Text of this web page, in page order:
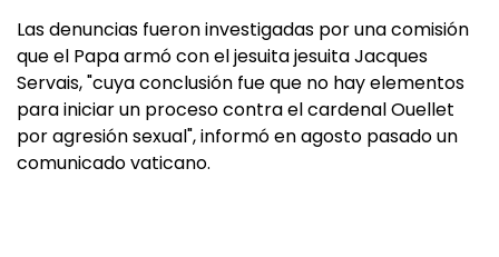
Las denuncias fueron investigadas por una comisión
que el Papa armó con el jesuita jesuita Jacques
Servais, "cuya conclusión fue que no hay elementos
para iniciar un proceso contra el cardenal Ouellet
por agresión sexual", informó en agosto pasado un
comunicado vaticano.